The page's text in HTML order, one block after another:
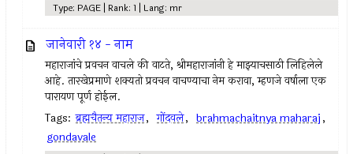
Type: PAGE | Rank: 1 | Lang: mr
जानेवारी १४ - नाम
महाराजांचे प्रवचन वाचले की वाटते, श्रीमहाराजांनी हे माझ्याचसाठी लिहिलेले
आहे. तारखेप्रमाणे शक्यतो प्रवचन वाचण्याचा नेम करावा, म्हणजे वर्षाला एक
पारायण पूर्ण होईल.
Tags: ब्रह्मचैतन्य महाराज, गोंदवले, brahmachaitnya maharaj,
gondavale